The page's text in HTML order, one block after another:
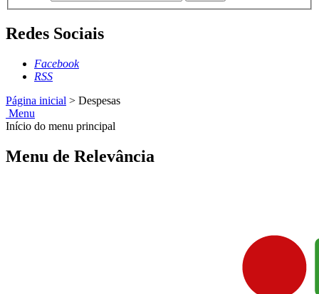
Redes Sociais
Facebook
RSS
Página inicial > Despesas
Menu
Início do menu principal
Menu de Relevância